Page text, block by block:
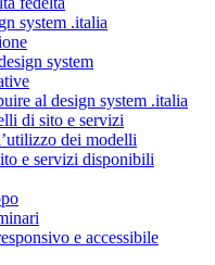
system .italia
system
al design system .italia
di sito e servizi
dei modelli
e servizi disponibili
e accessibile